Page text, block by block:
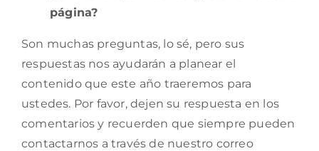
página?
Son muchas preguntas, lo sé, pero sus
respuestas nos ayudarán a planear el
contenido que este año traeremos para
ustedes. Por favor, dejen su respuesta en los
comentarios y recuerden que siempre pueden
contactarnos a través de nuestro correo